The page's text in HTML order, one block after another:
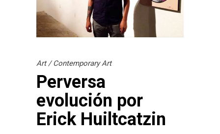
Art/Contemporary Art
Perversa
evolución por
Erick Huiltcatzin